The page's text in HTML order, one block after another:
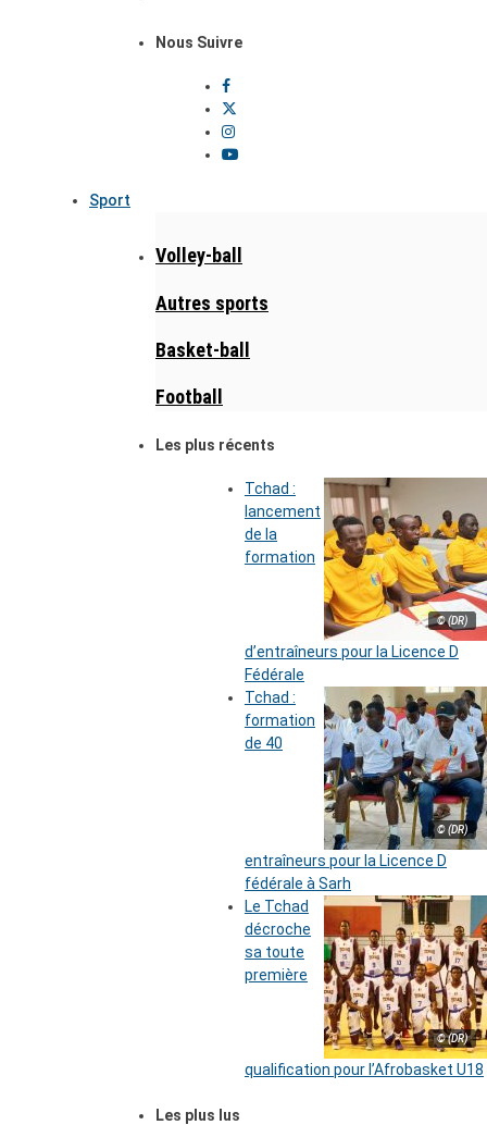
Nous Suivre
Sport
Volley-ball
Autres sports
Basket-ball
Football
Les plus récents
© (DR)
Tchad :
lancement
de la
formation
d’entraîneurs pour la Licence D
Fédérale
© (DR)
Tchad :
formation
de 40
entraîneurs pour la Licence D
fédérale à Sarh
© (DR)
Le Tchad
décroche
sa toute
première
qualification pour l’Afrobasket U18
Les plus lus